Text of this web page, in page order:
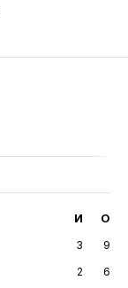
И О
3
9
2
6